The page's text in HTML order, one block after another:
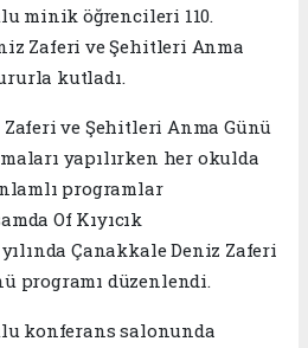
minik öğrencileri 110.
Zaferi ve Şehitleri Anma
kutladı.
ve Şehitleri Anma Günü
yapılırken her okulda
programlar
Of Kıyıcık
Çanakkale Deniz Zaferi
programı düzenlendi.
konferans salonunda